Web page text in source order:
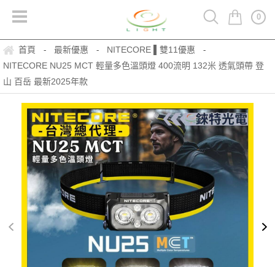
0
首頁 - 最新優惠 - NITECORE ▌雙11優惠 -
NITECORE NU25 MCT 輕量多色溫頭燈 400流明 132米 透氣頭帶 登
山 百岳 最新2025年款